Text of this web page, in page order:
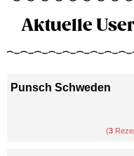
Aktuelle
Punsch Schweden
(3